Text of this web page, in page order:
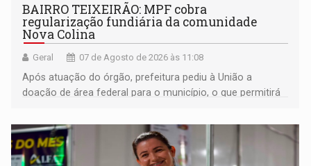
BAIRRO TEIXEIRÃO: MPF cobra
regularização fundiária da comunidade
Nova Colina
Geral 07 de Agosto de 2026 às 11:08
Após atuação do órgão, prefeitura pediu à União a
doação de área federal para o município, o que permitirá